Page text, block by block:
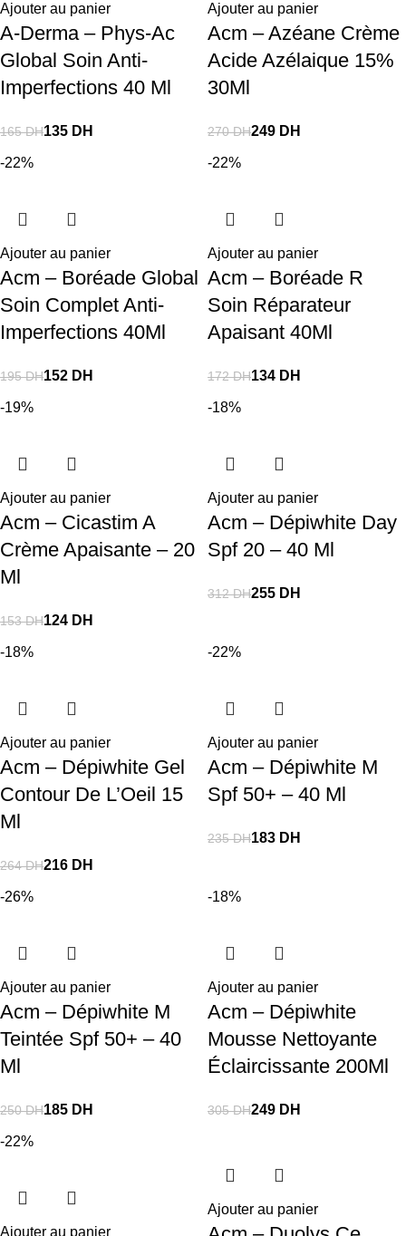
Ajouter au panier
A-Derma – Phys-Ac
Global Soin Anti-
Imperfections 40 Ml
165DH135 DH
Ajouter au panier
Acm – Azéane Crème
Acide Azélaique 15%
30Ml
270DH249 DH
-22%
Ajouter au panier
Acm – Boréade Global
Soin Complet Anti-
Imperfections 40Ml
195DH152 DH
-22%
Ajouter au panier
Acm – Boréade R
Soin Réparateur
Apaisant 40Ml
172DH134 DH
-19%
Ajouter au panier
Acm – Cicastim A
Crème Apaisante – 20
Ml
153DH124 DH
-18%
Ajouter au panier
Acm – Dépiwhite Day
Spf 20 – 40 Ml
312DH255 DH
-18%
Ajouter au panier
Acm – Dépiwhite Gel
Contour De L’Oeil 15
Ml
264DH216 DH
-22%
Ajouter au panier
Acm – Dépiwhite M
Spf 50+ – 40 Ml
235DH183 DH
-26%
Ajouter au panier
Acm – Dépiwhite M
Teintée Spf 50+ – 40
Ml
250DH185 DH
-18%
Ajouter au panier
Acm – Dépiwhite
Mousse Nettoyante
Éclaircissante 200Ml
305DH249 DH
-22%
Ajouter au panier
Ajouter au panier